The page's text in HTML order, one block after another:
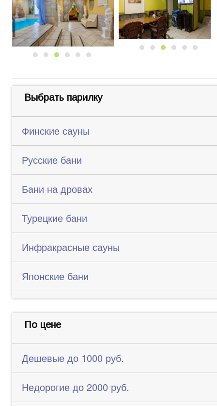
Выбрать парилку
Финские сауны
Русские бани
Бани на дровах
Турецкие бани
Инфракрасные сауны
Японские бани
По цене
Дешевые до 1000 руб.
Недорогие до 2000 руб.